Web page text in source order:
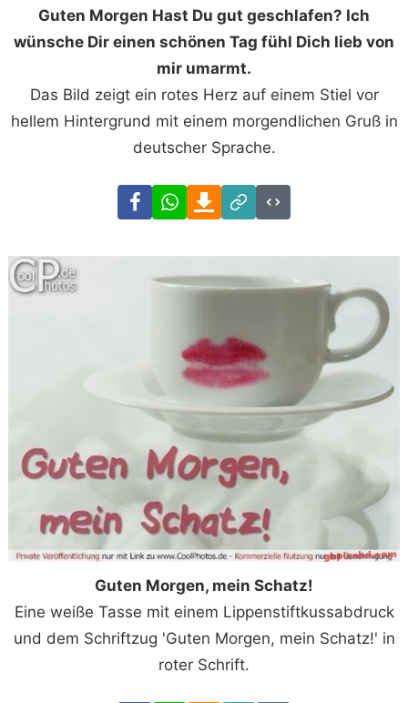
Guten Morgen Hast Du gut geschlafen? Ich
wünsche Dir einen schönen Tag fühl Dich lieb von
mir umarmt.
Das Bild zeigt ein rotes Herz auf einem Stiel vor
hellem Hintergrund mit einem morgendlichen Gruß in
deutscher Sprache.
FacebookWhatsAppDownload
Link
Code
Guten Morgen, mein Schatz!
Eine weiße Tasse mit einem Lippenstiftkussabdruck
und dem Schriftzug 'Guten Morgen, mein Schatz!' in
roter Schrift.